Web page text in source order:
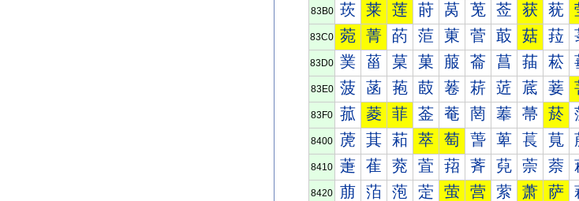
83B0 莰 莱 莲 莳 莴 莵 莶 获 莸
83C0 菀 菁 菂 菃 菄 菅 菆 菇 菈
83D0 菐 菑 菒 菓 菔 菕 菖 菗 菘
83E0 菠 菡 菢 菣 菤 菥 菦 菧 菨
83F0 菰 菱 菲 菳 菴 菵 菶 菷 菸
8400 萀 萁 萂 萃 萄 萅 萆 萇 萈
8410 萐 萑 萒 萓 萔 萕 萖 萗 萘
8420 萠 萡 萢 萣 萤 营 萦 萧 萨